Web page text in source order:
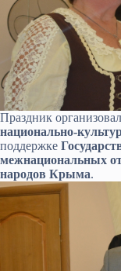
Праздник
национально-
поддержке
межнациональных
народов Крыма.